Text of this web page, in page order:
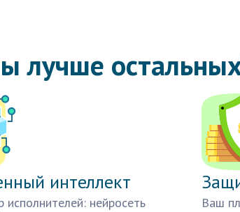
лучше
интеллект
нейросеть
Ваш